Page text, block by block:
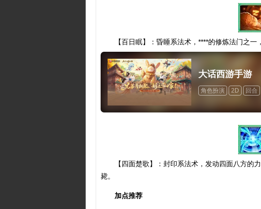
【百日眠】：昏睡系法术，****的修炼法门之
大话西游手游
角色扮演 2D 回合
【四面楚歌】：封印系法术，发动四面八方的
毙。
加点推荐